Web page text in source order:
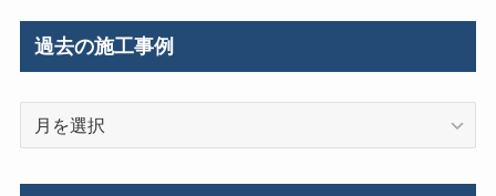
過去の施工事例